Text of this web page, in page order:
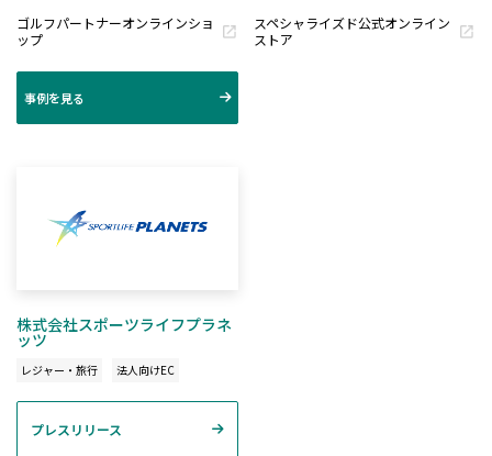
ゴルフパートナーオンラインショ
ップ
事例を見る
スペシャライズド公式オンライン
ストア
株式会社スポーツライフプラネ
ッツ
レジャー・旅行 法人向けEC
プレスリリース